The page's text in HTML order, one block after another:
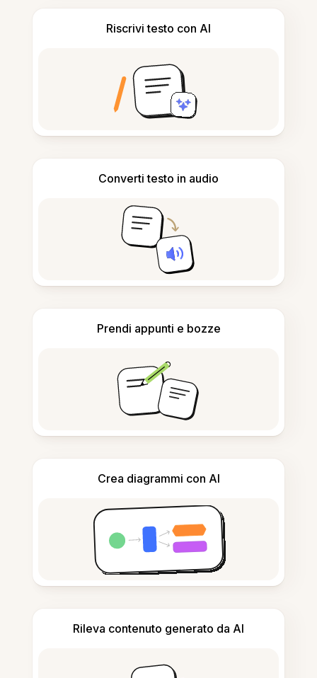
Riscrivi testo con AI
Converti testo in audio
Prendi appunti e bozze
Crea diagrammi con AI
Rileva contenuto generato da AI